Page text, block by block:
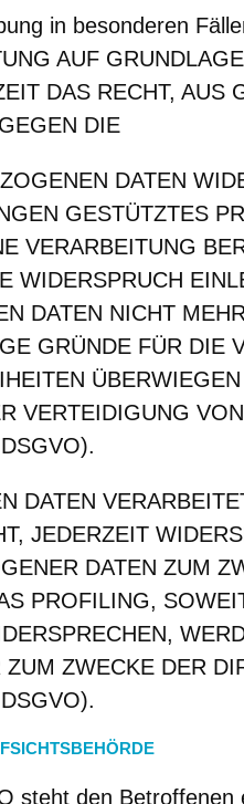
in besonderen
AUF
DAS RECHT, AUS
DIE
DATEN
GESTÜTZTES
VERARBEITUNG
WIDERSPRUCH
DATEN NICHT
GRÜNDE FÜR DIE
VERTEIDIGUNG
DATEN
JEDERZEIT
DATEN ZUM
PROFILING,
ZWECKE DER
steht den